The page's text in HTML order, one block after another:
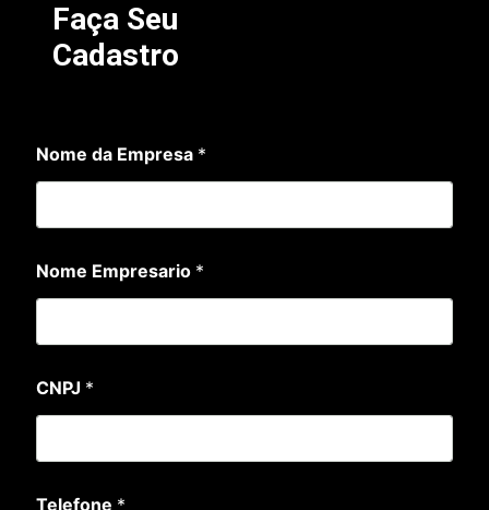
Faça Seu
Cadastro
Nome da Empresa *
Nome Empresario *
CNPJ *
Telefone *